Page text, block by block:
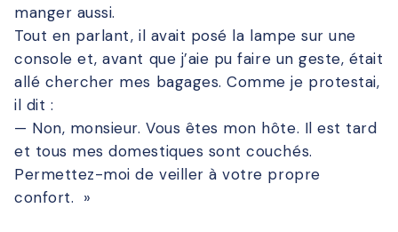
manger aussi.
Tout en parlant, il avait posé la lampe sur une
console et, avant que j’aie pu faire un geste, était
allé chercher mes bagages. Comme je protestai,
il dit :
— Non, monsieur. Vous êtes mon hôte. Il est tard
et tous mes domestiques sont couchés.
Permettez-moi de veiller à votre propre
confort. »